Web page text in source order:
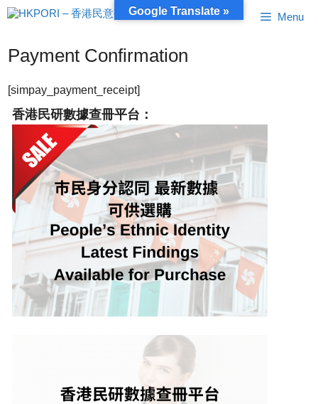
跳
至
容
Menu
Payment Confirmation
[simpay_payment_receipt]
香港民研數據查冊平台：
Google Translate »